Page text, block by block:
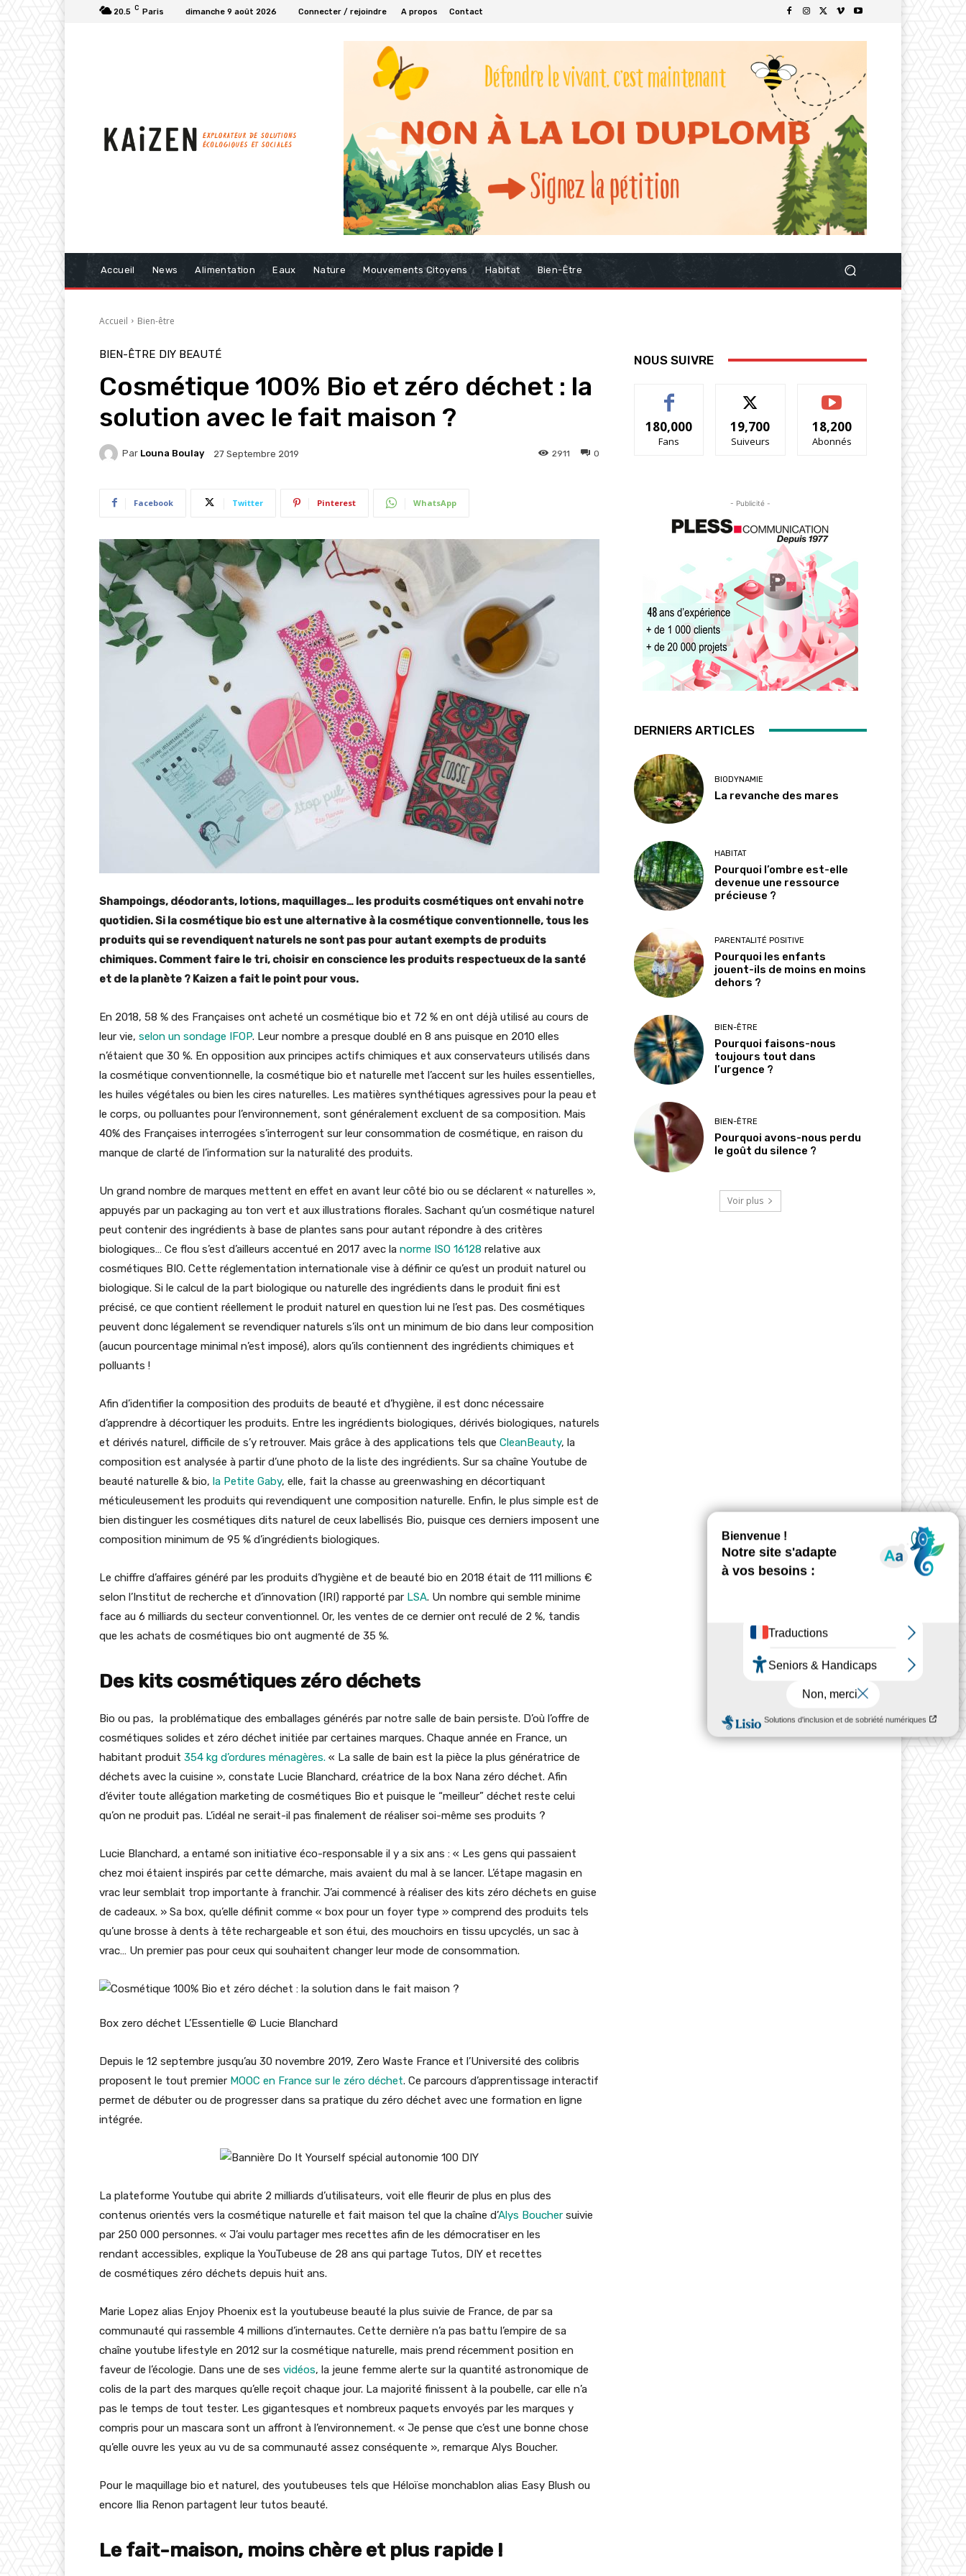
20.5 C Paris dimanche 9 août 2026 Connecter / rejoindre A propos Contact
Accueil News Alimentation Eaux Nature Mouvements Citoyens Habitat Bien-Être
Accueil Bien-être
BIEN-ÊTRE DIY BEAUTÉ
Cosmétique 100% Bio et zéro déchet : la
solution avec le fait maison ?
Par Louna Boulay 27 Septembre 2019 0
2911
Facebook Twitter Pinterest WhatsApp
Shampoings, déodorants, lotions, maquillages… les produits cosmétiques ont envahi notre
quotidien. Si la cosmétique bio est une alternative à la cosmétique conventionnelle, tous les
produits qui se revendiquent naturels ne sont pas pour autant exempts de produits
chimiques. Comment faire le tri, choisir en conscience les produits respectueux de la santé
et de la planète ? Kaizen a fait le point pour vous.
En 2018, 58 % des Françaises ont acheté un cosmétique bio et 72 % en ont déjà utilisé au cours de
leur vie, selon un sondage IFOP. Leur nombre a presque doublé en 8 ans puisque en 2010 elles
n’étaient que 30 %. En opposition aux principes actifs chimiques et aux conservateurs utilisés dans
la cosmétique conventionnelle, la cosmétique bio et naturelle met l’accent sur les huiles essentielles,
les huiles végétales ou bien les cires naturelles. Les matières synthétiques agressives pour la peau et
le corps, ou polluantes pour l’environnement, sont généralement excluent de sa composition. Mais
40% des Françaises interrogées s’interrogent sur leur consommation de cosmétique, en raison du
manque de clarté de l’information sur la naturalité des produits.
Un grand nombre de marques mettent en effet en avant leur côté bio ou se déclarent « naturelles »,
appuyés par un packaging au ton vert et aux illustrations florales. Sachant qu’un cosmétique naturel
peut contenir des ingrédients à base de plantes sans pour autant répondre à des critères
biologiques… Ce flou s’est d’ailleurs accentué en 2017 avec la norme ISO 16128 relative aux
cosmétiques BIO. Cette réglementation internationale vise à définir ce qu’est un produit naturel ou
biologique. Si le calcul de la part biologique ou naturelle des ingrédients dans le produit fini est
précisé, ce que contient réellement le produit naturel en question lui ne l’est pas. Des cosmétiques
peuvent donc légalement se revendiquer naturels s’ils ont un minimum de bio dans leur composition
(aucun pourcentage minimal n’est imposé), alors qu’ils contiennent des ingrédients chimiques et
polluants !
Afin d’identifier la composition des produits de beauté et d’hygiène, il est donc nécessaire
d’apprendre à décortiquer les produits. Entre les ingrédients biologiques, dérivés biologiques, naturels
et dérivés naturel, difficile de s’y retrouver. Mais grâce à des applications tels que CleanBeauty, la
composition est analysée à partir d’une photo de la liste des ingrédients. Sur sa chaîne Youtube de
beauté naturelle & bio, la Petite Gaby, elle, fait la chasse au greenwashing en décortiquant
méticuleusement les produits qui revendiquent une composition naturelle. Enfin, le plus simple est de
bien distinguer les cosmétiques dits naturel de ceux labellisés Bio, puisque ces derniers imposent une
composition minimum de 95 % d’ingrédients biologiques.
Le chiffre d’affaires généré par les produits d’hygiène et de beauté bio en 2018 était de 111 millions €
selon l’Institut de recherche et d’innovation (IRI) rapporté par LSA. Un nombre qui semble minime
face au 6 milliards du secteur conventionnel. Or, les ventes de ce dernier ont reculé de 2 %, tandis
que les achats de cosmétiques bio ont augmenté de 35 %.
Des kits cosmétiques zéro déchets
Bio ou pas, la problématique des emballages générés par notre salle de bain persiste. D’où l’offre de
cosmétiques solides et zéro déchet initiée par certaines marques. Chaque année en France, un
habitant produit 354 kg d’ordures ménagères. « La salle de bain est la pièce la plus génératrice de
déchets avec la cuisine », constate Lucie Blanchard, créatrice de la box Nana zéro déchet. Afin
d’éviter toute allégation marketing de cosmétiques Bio et puisque le “meilleur” déchet reste celui
qu’on ne produit pas. L’idéal ne serait-il pas finalement de réaliser soi-même ses produits ?
Lucie Blanchard, a entamé son initiative éco-responsable il y a six ans : « Les gens qui passaient
chez moi étaient inspirés par cette démarche, mais avaient du mal à se lancer. L’étape magasin en
vrac leur semblait trop importante à franchir. J’ai commencé à réaliser des kits zéro déchets en guise
de cadeaux. » Sa box, qu’elle définit comme « box pour un foyer type » comprend des produits tels
qu’une brosse à dents à tête rechargeable et son étui, des mouchoirs en tissu upcyclés, un sac à
vrac… Un premier pas pour ceux qui souhaitent changer leur mode de consommation.
Box zero déchet L’Essentielle © Lucie Blanchard
Depuis le 12 septembre jusqu’au 30 novembre 2019, Zero Waste France et l’Université des colibris
proposent le tout premier MOOC en France sur le zéro déchet. Ce parcours d’apprentissage interactif
permet de débuter ou de progresser dans sa pratique du zéro déchet avec une formation en ligne
intégrée.
La plateforme Youtube qui abrite 2 milliards d’utilisateurs, voit elle fleurir de plus en plus des
contenus orientés vers la cosmétique naturelle et fait maison tel que la chaîne d’Alys Boucher suivie
par 250 000 personnes. « J’ai voulu partager mes recettes afin de les démocratiser en les
rendant accessibles, explique la YouTubeuse de 28 ans qui partage Tutos, DIY et recettes
de cosmétiques zéro déchets depuis huit ans.
Marie Lopez alias Enjoy Phoenix est la youtubeuse beauté la plus suivie de France, de par sa
communauté qui rassemble 4 millions d’internautes. Cette dernière n’a pas battu l’empire de sa
chaîne youtube lifestyle en 2012 sur la cosmétique naturelle, mais prend récemment position en
faveur de l’écologie. Dans une de ses vidéos, la jeune femme alerte sur la quantité astronomique de
colis de la part des marques qu’elle reçoit chaque jour. La majorité finissent à la poubelle, car elle n’a
pas le temps de tout tester. Les gigantesques et nombreux paquets envoyés par les marques y
compris pour un mascara sont un affront à l’environnement. « Je pense que c’est une bonne chose
qu’elle ouvre les yeux au vu de sa communauté assez conséquente », remarque Alys Boucher.
Pour le maquillage bio et naturel, des youtubeuses tels que Héloïse monchablon alias Easy Blush ou
encore Ilia Renon partagent leur tutos beauté.
Le fait-maison, moins chère et plus rapide !
NOUS SUIVRE
180,000
Fans
19,700
Suiveurs
18,200
Abonnés
- Publicité -
DERNIERS ARTICLES
BIODYNAMIE
La revanche des mares
HABITAT
Pourquoi l’ombre est-elle
devenue une ressource
précieuse ?
PARENTALITÉ POSITIVE
Pourquoi les enfants
jouent-ils de moins en moins
dehors ?
BIEN-ÊTRE
Pourquoi faisons-nous
toujours tout dans
l’urgence ?
BIEN-ÊTRE
Pourquoi avons-nous perdu
le goût du silence ?
Voir plus